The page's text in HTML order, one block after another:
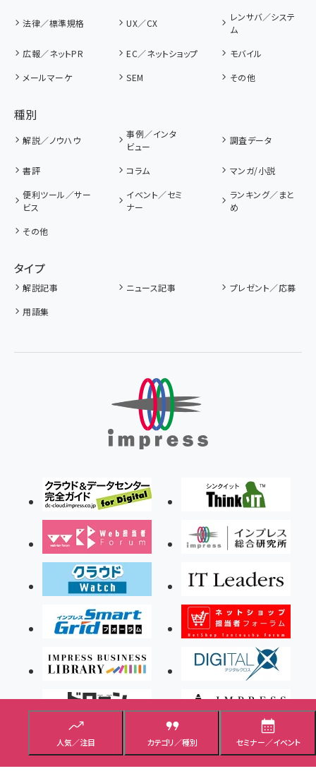
人気／注目 カテゴリ／種別 セミナー／イベント
法律／標準規格 UX／CX
レンサバ／システ
ム
広報／ネットPR
EC／ネットショップ
モバイル
メールマーケ
SEM その他
種別
解説／ノウハウ
事例／インタ
ビュー
調査データ
書評 コラム
マンガ/小説
便利ツール／サー
ビス
イベント／セミ
ナー
ランキング／まと
め
その他
タイプ
解説記事 ニュース記事
プレゼント／応募
用語集